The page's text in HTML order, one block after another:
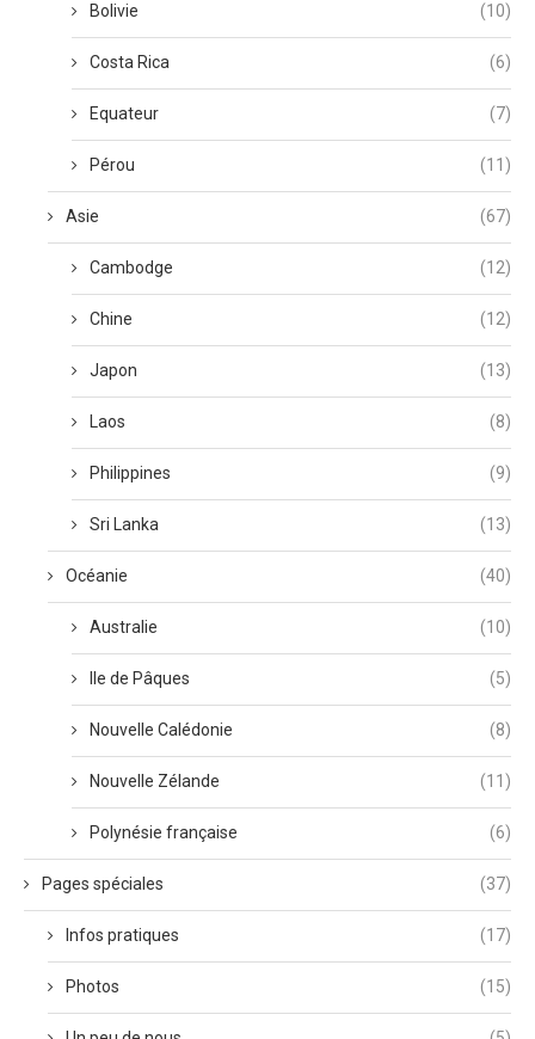
Bolivie (10)
Costa Rica (6)
Equateur (7)
Pérou (11)
Asie (67)
Cambodge (12)
Chine (12)
Japon (13)
Laos (8)
Philippines (9)
Sri Lanka (13)
Océanie (40)
Australie (10)
Ile de Pâques (5)
Nouvelle Calédonie (8)
Nouvelle Zélande (11)
Polynésie française (6)
Pages spéciales (37)
Infos pratiques (17)
Photos (15)